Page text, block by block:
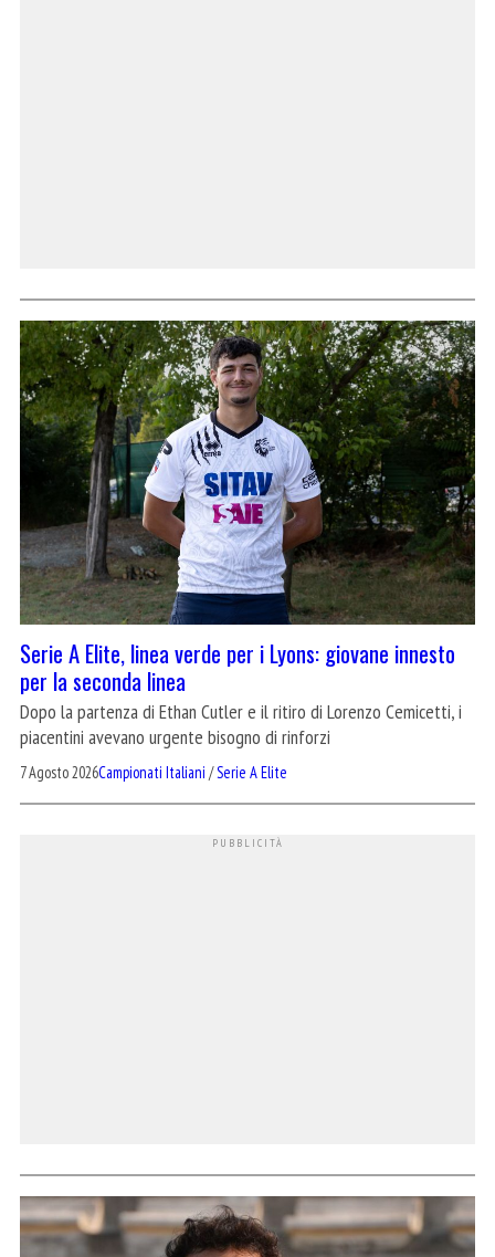
Serie A Elite, linea verde per i Lyons: giovane innesto
per la seconda linea
Dopo la partenza di Ethan Cutler e il ritiro di Lorenzo Cemicetti, i
piacentini avevano urgente bisogno di rinforzi
7 Agosto 2026Campionati Italiani /Serie A Elite